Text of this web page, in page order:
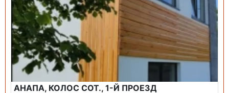
АНАПА, КОЛОС СОТ., 1-Й ПРОЕЗД